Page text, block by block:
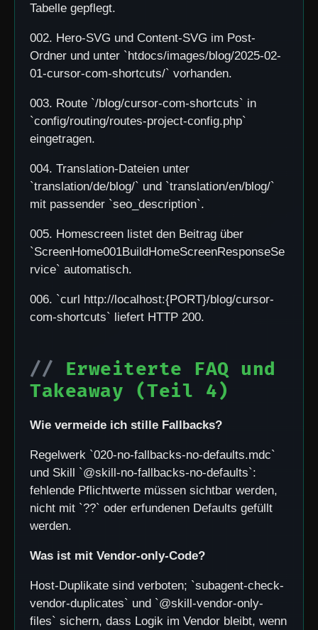
Tabelle gepflegt.
002. Hero-SVG und Content-SVG im Post-
Ordner und unter `htdocs/images/blog/2025-02-
01-cursor-com-shortcuts/` vorhanden.
003. Route `/blog/cursor-com-shortcuts` in
`config/routing/routes-project-config.php`
eingetragen.
004. Translation-Dateien unter
`translation/de/blog/` und `translation/en/blog/`
mit passender `seo_description`.
005. Homescreen listet den Beitrag über
`ScreenHome001BuildHomeScreenResponseSe
rvice` automatisch.
006. `curl http://localhost:{PORT}/blog/cursor-
com-shortcuts` liefert HTTP 200.
Erweiterte FAQ und
Takeaway (Teil 4)
Wie vermeide ich stille Fallbacks?
Regelwerk `020-no-fallbacks-no-defaults.mdc`
und Skill `@skill-no-fallbacks-no-defaults`:
fehlende Pflichtwerte müssen sichtbar werden,
nicht mit `??` oder erfundenen Defaults gefüllt
werden.
Was ist mit Vendor-only-Code?
Host-Duplikate sind verboten; `subagent-check-
vendor-duplicates` und `@skill-vendor-only-
files` sichern, dass Logik im Vendor bleibt, wenn